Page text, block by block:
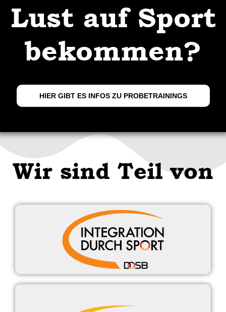
Lust auf Sport
bekommen?
HIER GIBT ES INFOS ZU PROBETRAININGS
Wir sind Teil von